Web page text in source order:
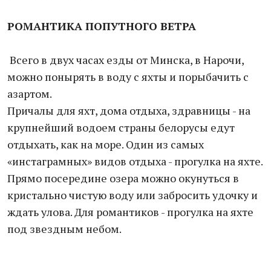
РОМАНТИКА ПОПУТНОГО ВЕТРА
Всего в двух часах езды от Минска, в Нарочи,
можно понырять в воду с яхты и порыбачить с
азартом.
Причалы для яхт, дома отдыха, здравницы - на
крупнейший водоем страны белорусы едут
отдыхать, как на море. Один из самых
«инстаграмных» видов отдыха - прогулка на яхте.
Прямо посередине озера можно окунуться в
кристально чистую воду или забросить удочку и
ждать улова. Для романтиков - прогулка на яхте
под звездным небом.